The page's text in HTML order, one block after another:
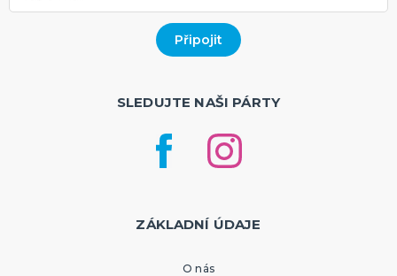
SLEDUJTE NAŠI PÁRTY
ZÁKLADNÍ ÚDAJE
O nás